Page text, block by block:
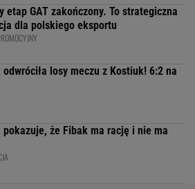
etap GAT zakończony. To strategiczna
dla polskiego eksportu
losy meczu z Kostiuk! 6:2 na
pokazuje, że Fibak ma rację i nie ma